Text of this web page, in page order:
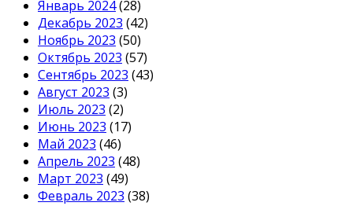
Январь 2024(28)
Декабрь 2023 (42)
Ноябрь 2023 (50)
Октябрь 2023 (57)
Сентябрь 2023 (43)
Август 2023 (3)
Июль 2023 (2)
Июнь 2023 (17)
Май 2023 (46)
Апрель 2023 (48)
Март 2023 (49)
Февраль 2023 (38)